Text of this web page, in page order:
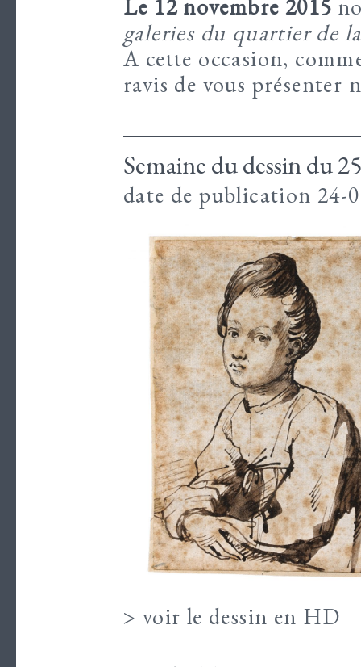
Le 12 novembre 2015
galeries du quartier de
A cette occasion,
ravis de vous présenter
Semaine du dessin du
date de publication 24-
> voir le dessin en HD